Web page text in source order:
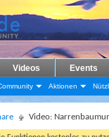
Videos Events
Aktionen
Video: